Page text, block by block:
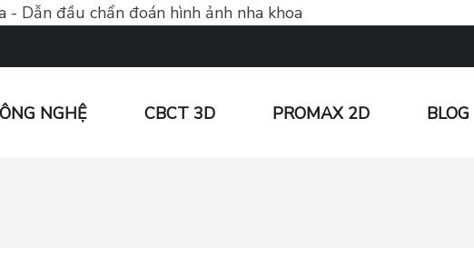
Dẫn đầu chẩn đoán hình ảnh nha khoa
NGHỆ CBCT 3D PROMAX 2D BLOG